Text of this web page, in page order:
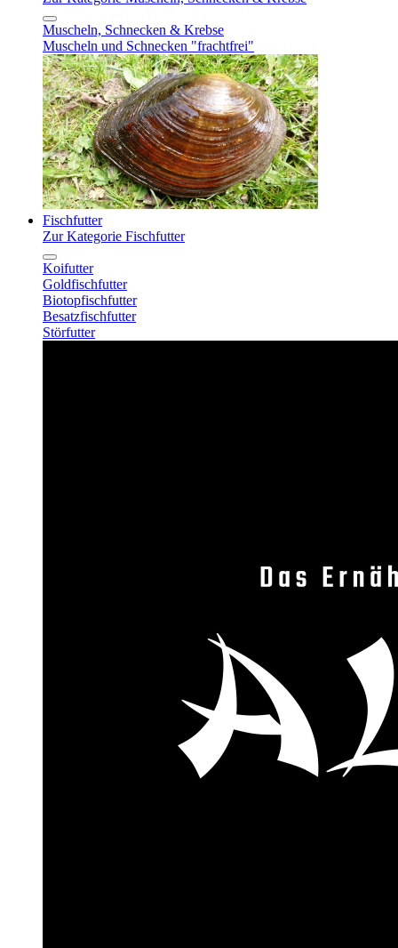
Muscheln, Schnecken & Krebse
Muscheln und Schnecken "frachtfrei"
Fischfutter
Zur Kategorie Fischfutter
Koifutter
Goldfischfutter
Biotopfischfutter
Besatzfischfutter
Störfutter